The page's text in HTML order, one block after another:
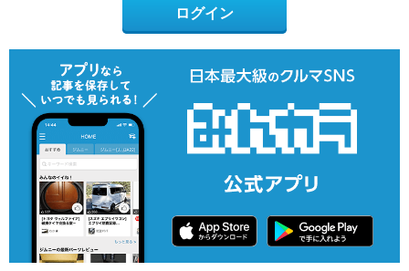
ログイン